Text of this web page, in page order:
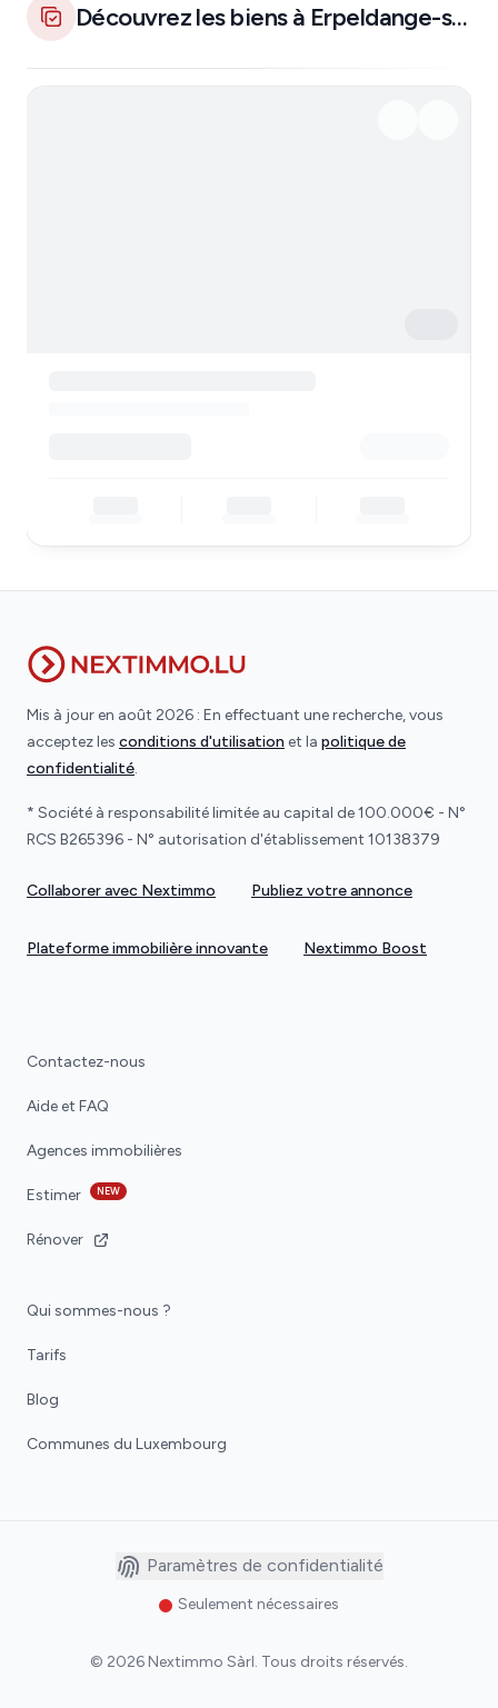
Découvrez les biens à Erpeldange-sur-Sûre
Mis à jour en août 2026 : En effectuant une recherche, vous
acceptez les conditions d'utilisation et la politique de
confidentialité.
* Société à responsabilité limitée au capital de 100.000€ - N°
RCS B265396 - N° autorisation d'établissement 10138379
Collaborer avec Nextimmo Publiez votre annonce
Plateforme immobilière innovante Nextimmo Boost
Contactez-nous
Aide et FAQ
Agences immobilières
Estimer NEW
Rénover
Qui sommes-nous ?
Tarifs
Blog
Communes du Luxembourg
Paramètres de confidentialité
Seulement nécessaires
© 2026 Nextimmo Sàrl. Tous droits réservés.